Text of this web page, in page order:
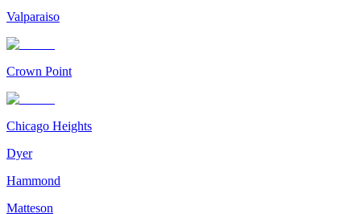
Valparaiso
Crown Point
Chicago Heights
Dyer
Hammond
Matteson